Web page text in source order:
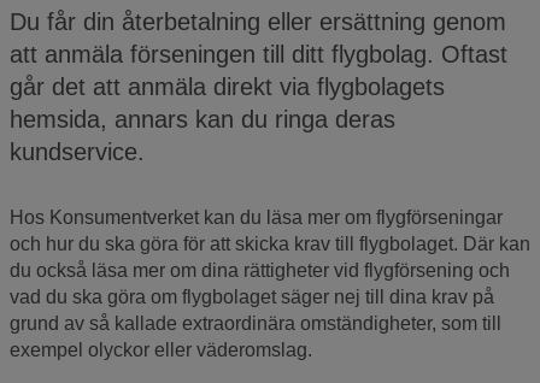
Du får din återbetalning eller ersättning genom
att anmäla förseningen till ditt flygbolag. Oftast
går det att anmäla direkt via flygbolagets
hemsida, annars kan du ringa deras
kundservice.
Hos Konsumentverket kan du läsa mer om flygförseningar
och hur du ska göra för att skicka krav till flygbolaget. Där kan
du också läsa mer om dina rättigheter vid flygförsening och
vad du ska göra om flygbolaget säger nej till dina krav på
grund av så kallade extraordinära omständigheter, som till
exempel olyckor eller väderomslag.